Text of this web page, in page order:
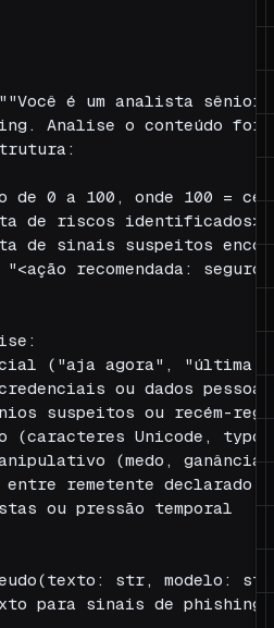
= """Você é um analista
Analise o conteúdo
de 0 a 100, onde 100 =
de riscos
de sinais suspeitos
"<ação recomendada:
("aja agora", "última
ou dados
suspeitos ou recém-
(caracteres Unicode,
(medo,
remetente declarado
ou pressão temporal
str, modelo:
para sinais de phishing